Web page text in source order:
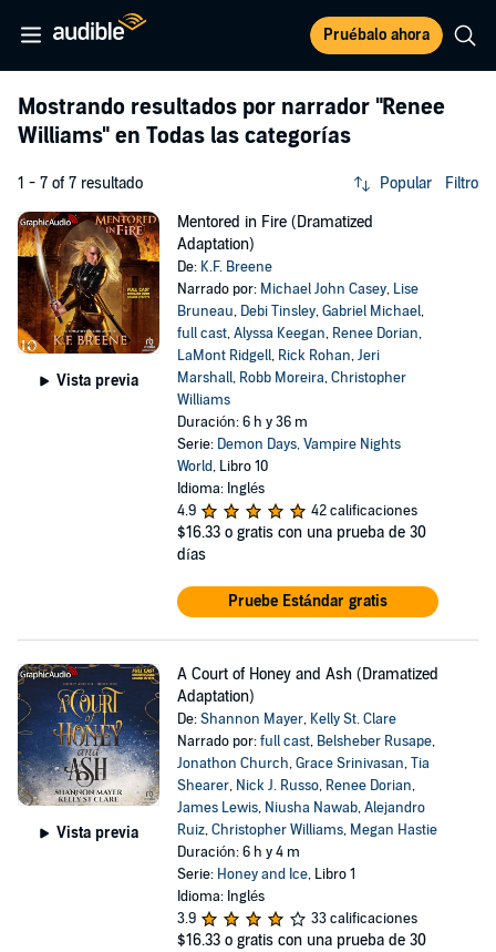
Pruébalo ahora
Mostrando resultados por narrador "Renee
Williams" en Todas las categorías
1 - 7 of 7 resultado Popular Filtro
Vista previa
Mentored in Fire (Dramatized
Adaptation)
De: K.F. Breene
Narrado por: Michael John Casey, Lise
Bruneau, Debi Tinsley,Gabriel Michael,
full cast,Alyssa Keegan, Renee Dorian,
LaMont Ridgell, Rick Rohan,Jeri
Marshall, Robb Moreira,Christopher
Williams
Duración: 6 h y 36 m
Serie: Demon Days, Vampire Nights
World, Libro 10
Idioma: Inglés
4.9
42 calificaciones
$16.33 o gratis con una prueba de 30
días
Pruebe Estándar gratis
Vista previa
A Court of Honey and Ash (Dramatized
Adaptation)
De:Shannon Mayer, Kelly St. Clare
Narrado por:full cast, Belsheber Rusape,
Jonathon Church,Grace Srinivasan,Tia
Shearer, Nick J. Russo, Renee Dorian,
James Lewis, Niusha Nawab,Alejandro
Ruiz,Christopher Williams, Megan Hastie
Duración: 6 h y 4 m
Serie: Honey and Ice, Libro 1
Idioma: Inglés
3.9
33 calificaciones
$16.33 o gratis con una prueba de 30